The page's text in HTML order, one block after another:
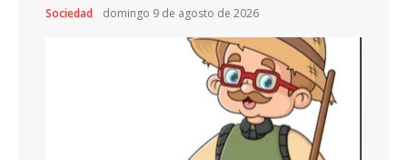
Sociedad domingo 9 de agosto de 2026